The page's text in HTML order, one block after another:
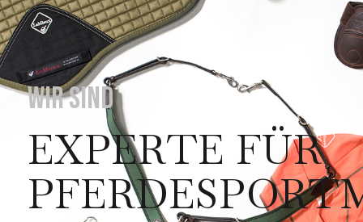
Wir sind
EXPERTE FÜR